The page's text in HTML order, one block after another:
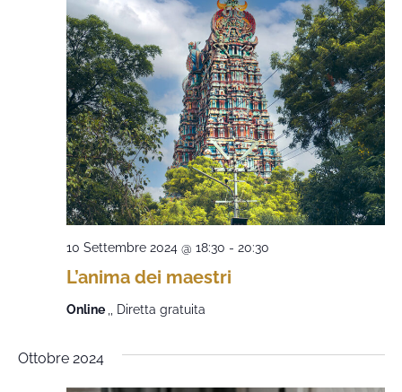
L’anima dei maestri
10 Settembre 2024 @ 18:30 - 20:30
Online ,, Diretta gratuita
Ottobre 2024